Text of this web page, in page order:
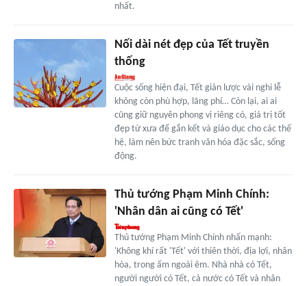
nhất.
Nối dài nét đẹp của Tết truyền
thống
Cuộc sống hiện đại, Tết giản lược vài nghi lễ
không còn phù hợp, lãng phí… Còn lại, ai ai
cũng giữ nguyên phong vị riêng có, giá trị tốt
đẹp từ xưa để gắn kết và giáo dục cho các thế
hệ, làm nên bức tranh văn hóa đặc sắc, sống
động.
Thủ tướng Phạm Minh Chính:
'Nhân dân ai cũng có Tết'
Thủ tướng Phạm Minh Chính nhấn mạnh:
'Không khí rất 'Tết' với thiên thời, địa lợi, nhân
hòa, trong ấm ngoài êm. Nhà nhà có Tết,
người người có Tết, cả nước có Tết và nhân